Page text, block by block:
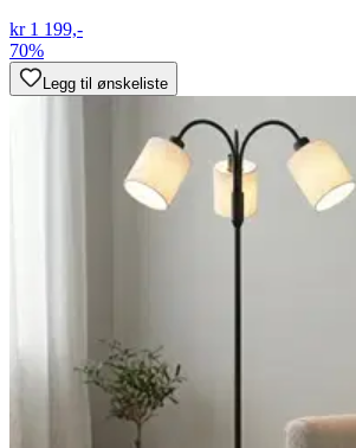
kr 1 199,-
70%
Legg til ønskeliste